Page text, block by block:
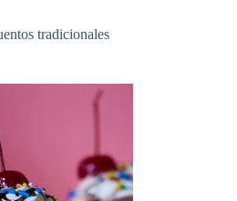
tradicionales